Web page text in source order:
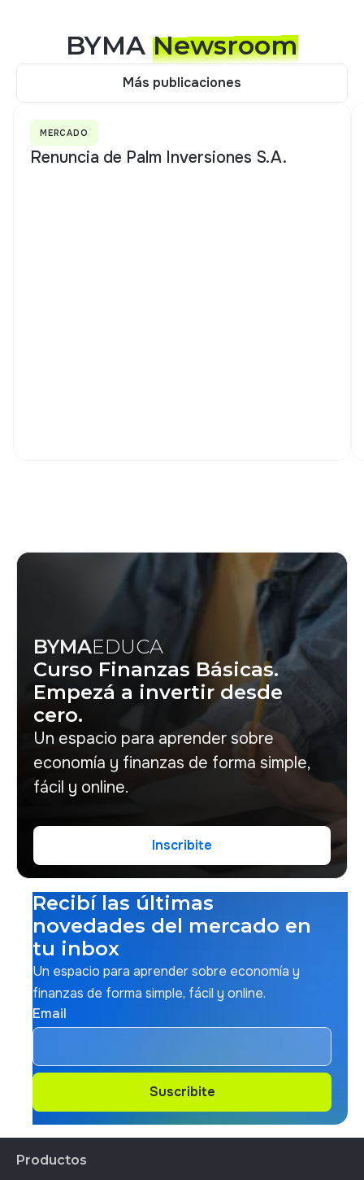
BYMA Newsroom
Más publicaciones
MERCADO
Renuncia de Palm Inversiones S.A.
BYMAEDUCA
Curso Finanzas Básicas.
Empezá a invertir desde
cero.
Un espacio para aprender sobre
economía y finanzas de forma simple,
fácil y online.
Inscribite
Recibí las últimas
novedades del mercado en
tu inbox
Un espacio para aprender sobre economía y
finanzas de forma simple, fácil y online.
Email
Suscribite
Productos